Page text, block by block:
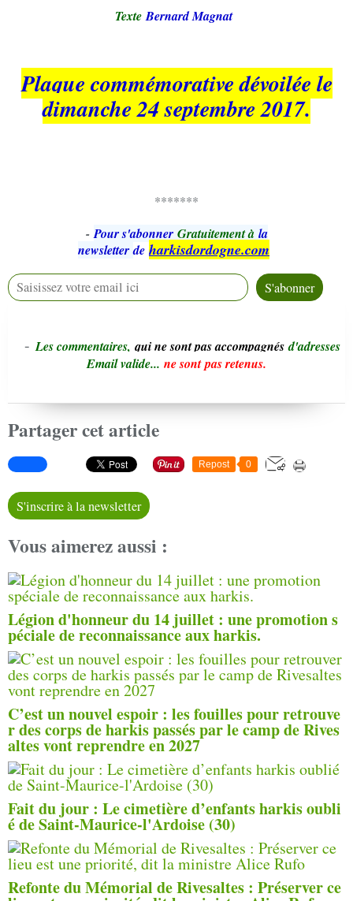
TexteBernard Magnat
Plaque commémorative dévoilée le
dimanche 24 septembre 2017.
*******
- Pour s'abonner Gratuitement à la
newsletter de harkisdordogne.com
- Les commentaires, qui ne sont pas accompagnés d'adresses
Email valide... ne sont pas retenus.
Partager cet article
Repost 0
S'inscrire à la newsletter
Vous aimerez aussi :
Légion d'honneur du 14 juillet : une promotion s
péciale de reconnaissance aux harkis.
C’est un nouvel espoir : les fouilles pour retrouve
r des corps de harkis passés par le camp de Rives
altes vont reprendre en 2027
Fait du jour : Le cimetière d’enfants harkis oubli
é de Saint-Maurice-l'Ardoise (30)
Refonte du Mémorial de Rivesaltes : Préserver ce